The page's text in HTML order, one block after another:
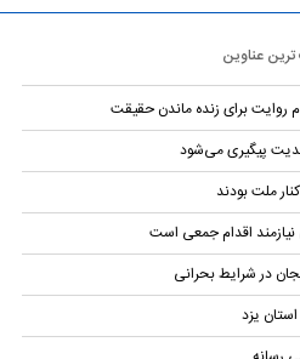
عناوین
روایت برای زنده ماندن حقیقت
پیگیری می‌شود
ملت بودند
اقدام جمعی است
در شرایط بحرانی
یزد